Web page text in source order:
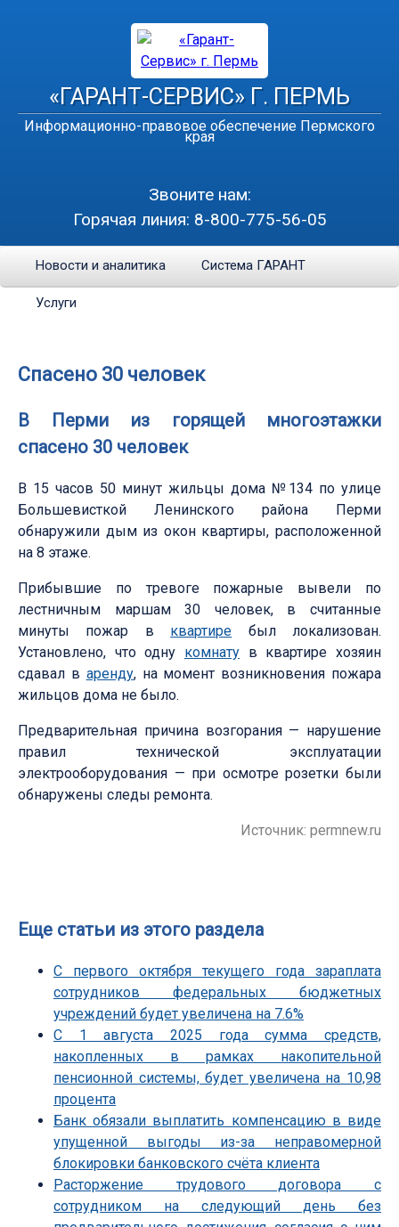
«ГАРАНТ-СЕРВИС» Г. ПЕРМЬ
Информационно-правовое обеспечение Пермского
края
Звоните нам:
Горячая линия: 8-800-775-56-05
Новости и аналитика Система ГАРАНТ
Услуги
Cпасено 30 человек
В Перми из горящей многоэтажки
спасено 30 человек
В 15 часов 50 минут жильцы дома №134 по улице
Большевисткой Ленинского района Перми
обнаружили дым из окон квартиры, расположенной
на 8 этаже.
Прибывшие по тревоге пожарные вывели по
лестничным маршам 30 человек, в считанные
минуты пожар в квартире был локализован.
Установлено, что одну комнату в квартире хозяин
сдавал в аренду, на момент возникновения пожара
жильцов дома не было.
Предварительная причина возгорания — нарушение
правил технической эксплуатации
электрооборудования — при осмотре розетки были
обнаружены следы ремонта.
Источник: permnew.ru
Еще статьи из этого раздела
С первого октября текущего года зараплата
сотрудников федеральных бюджетных
учреждений будет увеличена на 7.6%
С 1 августа 2025 года сумма средств,
накопленных в рамках накопительной
пенсионной системы, будет увеличена на 10,98
процента
Банк обязали выплатить компенсацию в виде
упущенной выгоды из-за неправомерной
блокировки банковского счёта клиента
Расторжение трудового договора с
сотрудником на следующий день без